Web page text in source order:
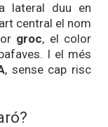
lateral duu en
central el nom
groc, el color
I el més
, sense cap risc